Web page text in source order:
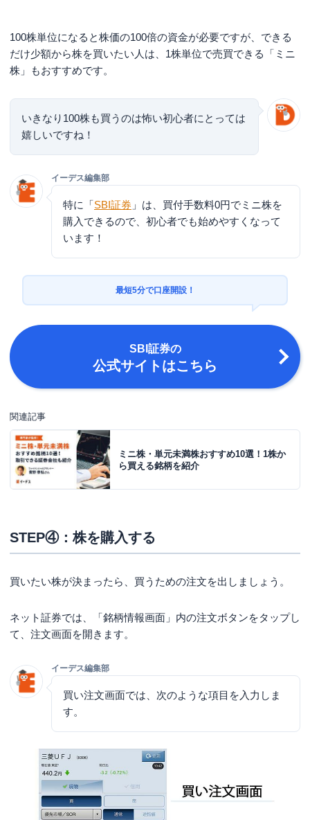
100株単位になると株価の100倍の資金が必要ですが、できる
だけ少額から株を買いたい人は、1株単位で売買できる「ミニ
株」もおすすめです。
いきなり100株も買うのは怖い初心者にとっては
嬉しいですね！
イーデス編集部
特に「SBI証券 」は、買付手数料0円でミニ株を
購入できるので、初心者でも始めやすくなって
います！
最短5分で口座開設！
SBI証券の
公式サイトはこちら
関連記事
ミニ株・単元未満株おすすめ10選！1株か
ら買える銘柄を紹介
STEP④：株を購入する
買いたい株が決まったら、買うための注文を出しましょう。
ネット証券では、「銘柄情報画面」内の注文ボタンをタップし
て、注文画面を開きます。
イーデス編集部
買い注文画面では、次のような項目を入力しま
す。